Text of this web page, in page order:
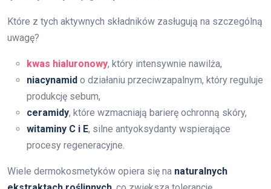
Które z tych aktywnych składników zasługują na szczególną
uwagę?
kwas hialuronowy, który intensywnie nawilża,
niacynamid o działaniu przeciwzapalnym, który reguluje
produkcję sebum,
ceramidy, które wzmacniają barierę ochronną skóry,
witaminy C i E, silne antyoksydanty wspierające
procesy regeneracyjne.
Wiele dermokosmetyków opiera się na naturalnych